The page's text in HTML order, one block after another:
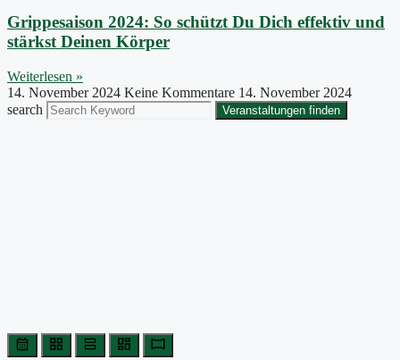
Grippesaison 2024: So schützt Du Dich effektiv und
stärkst Deinen Körper
Weiterlesen »
14. November 2024 Keine Kommentare 14. November 2024
search
Veranstaltungen finden